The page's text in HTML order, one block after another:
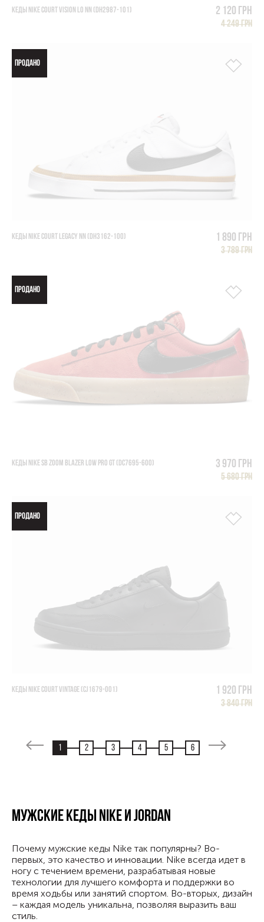
КЕДЫ NIKE COURT VISION LO NN (DH2987-101) 2 120 грн
4 249 грн
ПРОДАНО
КЕДЫ NIKE COURT LEGACY NN (DH3162-100) 1 890 грн
3 789 грн
ПРОДАНО
КЕДЫ NIKE SB ZOOM BLAZER LOW PRO GT (DC7695-600) 3 970 грн
5 680 грн
ПРОДАНО
КЕДЫ NIKE COURT VINTAGE (CJ1679-001) 1 920 грн
3 840 грн
1 2 3 4 5 6
Мужские кеды Nike и Jordan
Почему мужские кеды Nike так популярны? Во-
первых, это качество и инновации. Nike всегда идет в
ногу с течением времени, разрабатывая новые
технологии для лучшего комфорта и поддержки во
время ходьбы или занятий спортом. Во-вторых, дизайн
– каждая модель уникальна, позволяя выразить ваш
стиль.